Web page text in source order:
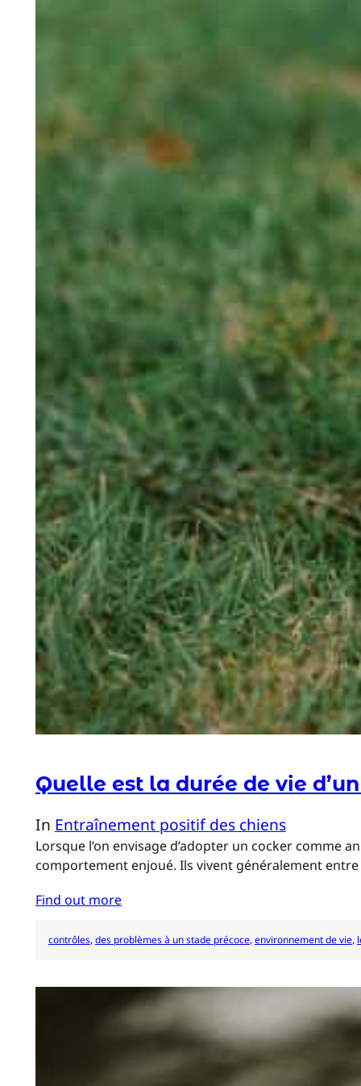
Quelle est la durée de vie
In Entraînement positif des chiens
Lorsque l’on envisage d’adopter un cocker comme
comportement enjoué. Ils vivent généralement
Find out more
contrôles, des problèmes à un stade précoce, environnement de vie,